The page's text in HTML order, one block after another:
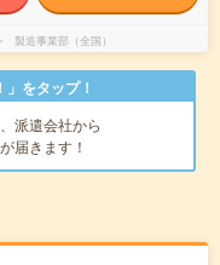
製造事業部（全国）
をタップ！
派遣会社から
が届きます！